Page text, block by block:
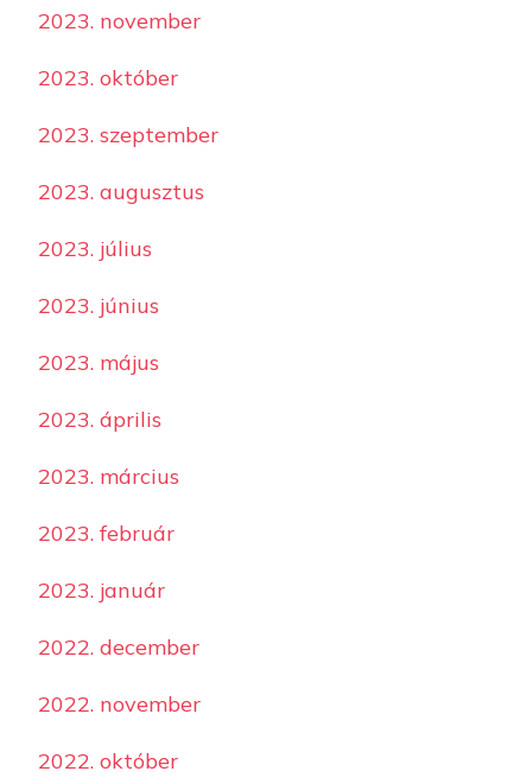
2023. november
2023. október
2023. szeptember
2023. augusztus
2023. július
2023. június
2023. május
2023. április
2023. március
2023. február
2023. január
2022. december
2022. november
2022. október